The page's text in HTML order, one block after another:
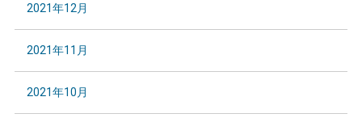
2021年12月
2021年11月
2021年10月